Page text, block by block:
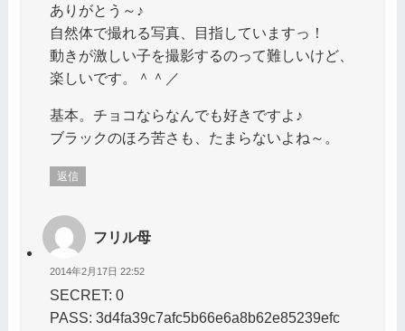
ありがとう～♪
自然体で撮れる写真、目指していますっ！
動きが激しい子を撮影するのって難しいけど、
楽しいです。＾＾／
基本。チョコならなんでも好きですよ♪
ブラックのほろ苦さも、たまらないよね～。
返信
フリル母
2014年2月17日 22:52
SECRET: 0
PASS: 3d4fa39c7afc5b66e6a8b62e85239efc